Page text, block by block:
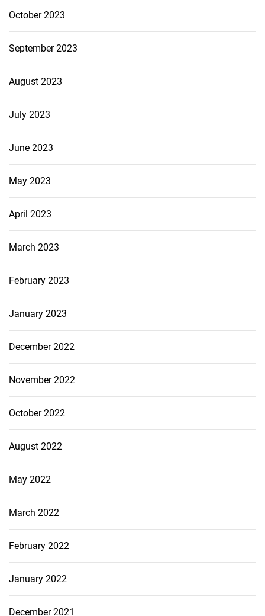
October 2023
September 2023
August 2023
July 2023
June 2023
May 2023
April 2023
March 2023
February 2023
January 2023
December 2022
November 2022
October 2022
August 2022
May 2022
March 2022
February 2022
January 2022
December 2021